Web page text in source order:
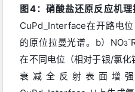
图4：硝酸盐还原反应机理
CuPd_Interface在开路电
的原位拉曼光谱。b）NO3-
在不同电位（相对于银/氯
衰减全反射表面增